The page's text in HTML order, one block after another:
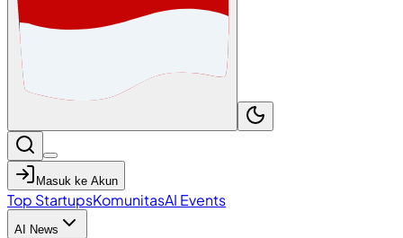
Masuk ke Akun
Top StartupsKomunitasAI Events
AI News